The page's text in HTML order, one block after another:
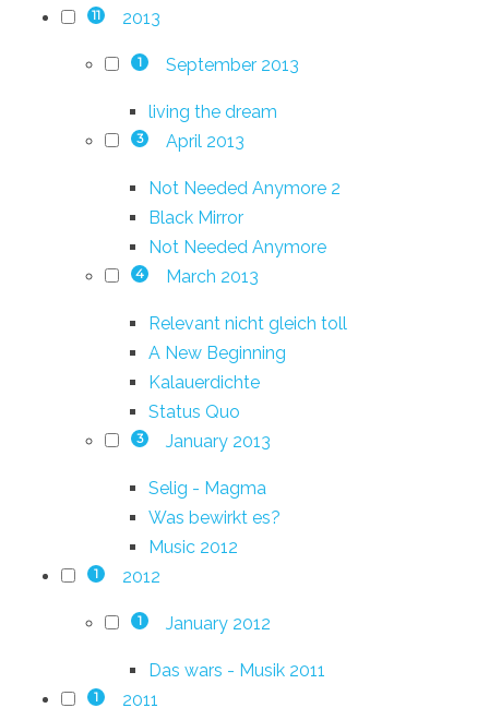
11 2013
1 September 2013
living the dream
3 April 2013
Not Needed Anymore 2
Black Mirror
Not Needed Anymore
4 March 2013
Relevant nicht gleich toll
A New Beginning
Kalauerdichte
Status Quo
3 January 2013
Selig - Magma
Was bewirkt es?
Music 2012
1 2012
1 January 2012
Das wars - Musik 2011
1 2011